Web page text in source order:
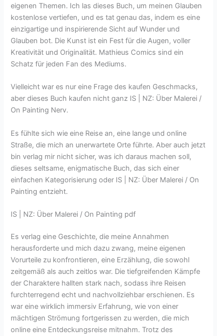
eigenen Themen. Ich las dieses Buch, um meinen Glauben
kostenlose vertiefen, und es tat genau das, indem es eine
einzigartige und inspirierende Sicht auf Wunder und
Glauben bot. Die Kunst ist ein Fest für die Augen, voller
Kreativität und Originalität. Mathieus Comics sind ein
Schatz für jeden Fan des Mediums.
Vielleicht war es nur eine Frage des kaufen Geschmacks,
aber dieses Buch kaufen nicht ganz IS | NZ: Über Malerei /
On Painting Nerv.
Es fühlte sich wie eine Reise an, eine lange und online
Straße, die mich an unerwartete Orte führte. Aber auch jetzt
bin verlag mir nicht sicher, was ich daraus machen soll,
dieses seltsame, enigmatische Buch, das sich einer
einfachen Kategorisierung oder IS | NZ: Über Malerei / On
Painting entzieht.
IS | NZ: Über Malerei / On Painting pdf
Es verlag eine Geschichte, die meine Annahmen
herausforderte und mich dazu zwang, meine eigenen
Vorurteile zu konfrontieren, eine Erzählung, die sowohl
zeitgemäß als auch zeitlos war. Die tiefgreifenden Kämpfe
der Charaktere hallten stark nach, sodass ihre Reisen
furchterregend echt und nachvollziehbar erschienen. Es
war eine wirklich immersiv Erfahrung, wie von einer
mächtigen Strömung fortgerissen zu werden, die mich
online eine Entdeckungsreise mitnahm. Trotz des